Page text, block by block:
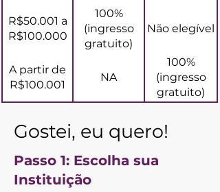
R$50.001 a
R$100.000
100%
(ingresso
gratuito)
Não elegível
A partir de
R$100.001
NA
100%
(ingresso
gratuito)
Gostei, eu quero!
Passo 1: Escolha sua
Instituição